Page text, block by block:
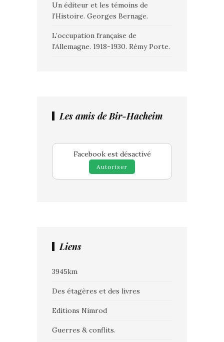
Un éditeur et les témoins de
l’Histoire. Georges Bernage.
L’occupation française de
l’Allemagne. 1918-1930. Rémy Porte.
Les amis de Bir-Hacheim
Facebook est désactivé
Autoriser
Liens
3945km
Des étagères et des livres
Editions Nimrod
Guerres & conflits.